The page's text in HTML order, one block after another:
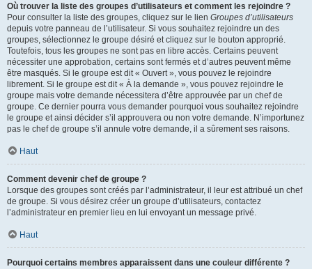
Où trouver la liste des groupes d’utilisateurs et comment les rejoindre ?
Pour consulter la liste des groupes, cliquez sur le lien Groupes d’utilisateurs
depuis votre panneau de l’utilisateur. Si vous souhaitez rejoindre un des
groupes, sélectionnez le groupe désiré et cliquez sur le bouton approprié.
Toutefois, tous les groupes ne sont pas en libre accès. Certains peuvent
nécessiter une approbation, certains sont fermés et d’autres peuvent même
être masqués. Si le groupe est dit « Ouvert », vous pouvez le rejoindre
librement. Si le groupe est dit « À la demande », vous pouvez rejoindre le
groupe mais votre demande nécessitera d’être approuvée par un chef de
groupe. Ce dernier pourra vous demander pourquoi vous souhaitez rejoindre
le groupe et ainsi décider s’il approuvera ou non votre demande. N’importunez
pas le chef de groupe s’il annule votre demande, il a sûrement ses raisons.
Haut
Comment devenir chef de groupe ?
Lorsque des groupes sont créés par l’administrateur, il leur est attribué un chef
de groupe. Si vous désirez créer un groupe d’utilisateurs, contactez
l’administrateur en premier lieu en lui envoyant un message privé.
Haut
Pourquoi certains membres apparaissent dans une couleur différente ?